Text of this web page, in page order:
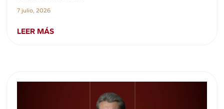
7 julio, 2026
LEER MÁS